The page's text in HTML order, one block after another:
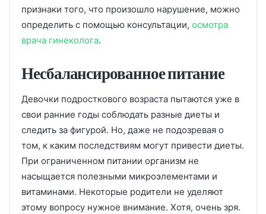
признаки того, что произошло нарушение, можно
определить с помощью консультации, осмотра
врача гинеколога.
Несбалансированное питание
Девочки подросткового возраста пытаются уже в
свои ранние годы соблюдать разные диеты и
следить за фигурой. Но, даже не подозревая о
том, к каким последствиям могут привести диеты.
При ограниченном питании организм не
насыщается полезными микроэлементами и
витаминами. Некоторые родители не уделяют
этому вопросу нужное внимание. Хотя, очень зря.